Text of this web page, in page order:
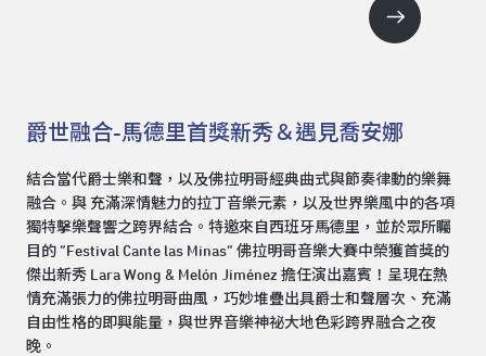
爵世融合-馬德里首獎新秀＆遇見喬安娜
結合當代爵士樂和聲，以及佛拉明哥經典曲式與節奏律動的樂舞
融合。與 充滿深情魅力的拉丁音樂元素，以及世界樂風中的各項
獨特擊樂聲響之跨界結合。特邀來自西班牙馬德里，並於眾所矚
目的 “Festival Cante las Minas” 佛拉明哥音樂大賽中榮獲首獎的
傑出新秀 Lara Wong & Melón Jiménez 擔任演出嘉賓！呈現在熱
情充滿張力的佛拉明哥曲風，巧妙堆疊出具爵士和聲層次、充滿
自由性格的即興能量，與世界音樂神祕大地色彩跨界融合之夜
晚。